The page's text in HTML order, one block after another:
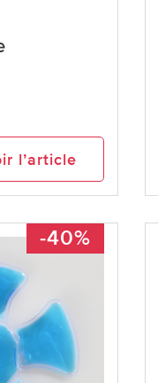
l’article
-40%